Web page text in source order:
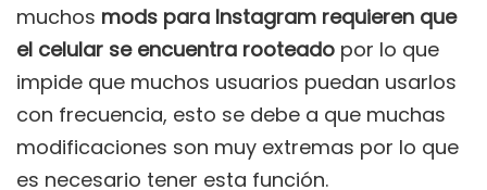
muchos mods para Instagram requieren que
el celular se encuentra rooteado por lo que
impide que muchos usuarios puedan usarlos
con frecuencia, esto se debe a que muchas
modificaciones son muy extremas por lo que
es necesario tener esta función.